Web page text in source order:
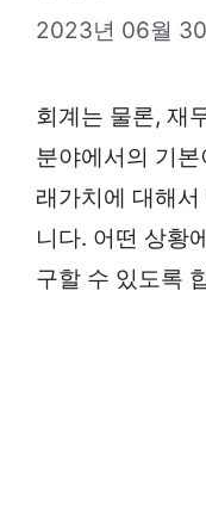
2023년 06월
회계는 물론, 재
분야에서의 기
래가치에 대해
니다. 어떤 상황
구할 수 있도록